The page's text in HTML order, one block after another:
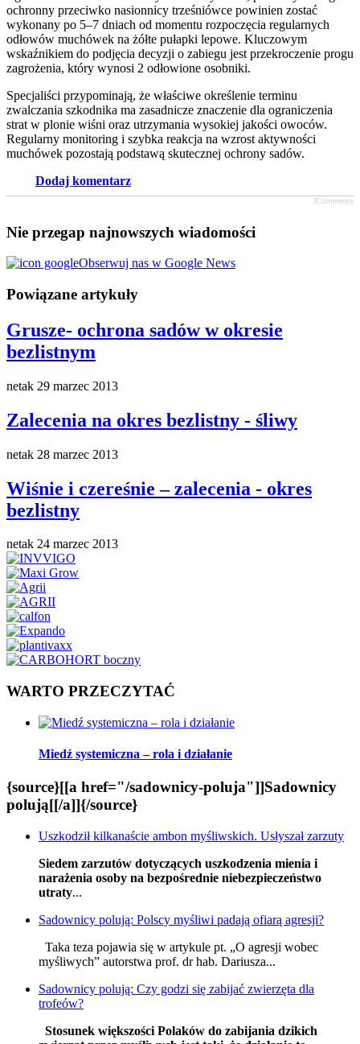
ochronny przeciwko nasionnicy trześniówce powinien zostać
wykonany po 5–7 dniach od momentu rozpoczęcia regularnych
odłowów muchówek na żółte pułapki lepowe. Kluczowym
wskaźnikiem do podjęcia decyzji o zabiegu jest przekroczenie progu
zagrożenia, który wynosi 2 odłowione osobniki.
Specjaliści przypominają, że właściwe określenie terminu
zwalczania szkodnika ma zasadnicze znaczenie dla ograniczenia
strat w plonie wiśni oraz utrzymania wysokiej jakości owoców.
Regularny monitoring i szybka reakcja na wzrost aktywności
muchówek pozostają podstawą skutecznej ochrony sadów.
Dodaj komentarz
JComments
Nie przegap najnowszych wiadomości
Obserwuj nas w Google News
Powiązane artykuły
Grusze- ochrona sadów w okresie
bezlistnym
netak 29 marzec 2013
Zalecenia na okres bezlistny - śliwy
netak 28 marzec 2013
Wiśnie i czereśnie – zalecenia - okres
bezlistny
netak 24 marzec 2013
WARTO PRZECZYTAĆ
Miedź systemiczna – rola i działanie
{source}[[a href="/sadownicy-poluja"]]Sadownicy
polują[[/a]]{/source}
Uszkodził kilkanaście ambon myśliwskich. Usłyszał zarzuty
Siedem zarzutów dotyczących uszkodzenia mienia i
narażenia osoby na bezpośrednie niebezpieczeństwo
utraty...
Sadownicy polują: Polscy myśliwi padają ofiarą agresji?
Taka teza pojawia się w artykule pt. „O agresji wobec
myśliwych” autorstwa prof. dr hab. Dariusza...
Sadownicy polują: Czy godzi się zabijać zwierzęta dla
trofeów?
Stosunek większości Polaków do zabijania dzikich